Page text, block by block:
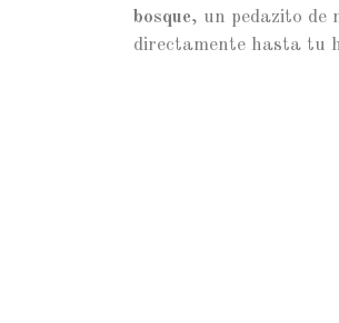
bosque, un pedazito de
directamente hasta tu